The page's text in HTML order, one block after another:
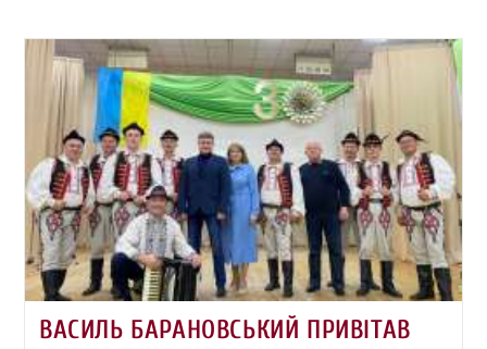
ВАСИЛЬ БАРАНОВСЬКИЙ ПРИВІТАВ